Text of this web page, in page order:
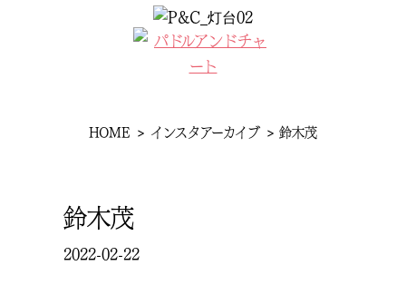
位
置
HOME インスタアーカイブ 鈴木茂
鈴木茂
2022-02-22